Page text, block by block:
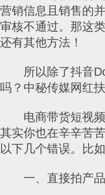
营销信息且销售的
审核不通过。那这
还有其他方法！
所以除了抖音
吗？中秘传媒网红
电商带货短视频
其实你也在辛辛苦
以下几个错误。
一、直接拍产品